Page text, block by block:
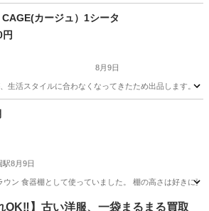
カージュ）1シータ
8月9日
生活スタイルに合わなくなってきたため出品します。
ァ
駅8月9日
ン 食器棚として使っていました。 棚の高さは好きに
公園駅 収納家具 食器棚
OK‼️】古い洋服、一袋まるまる買取